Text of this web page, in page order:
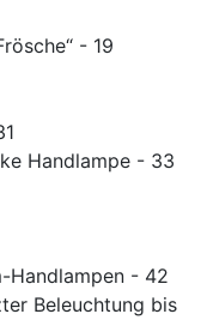
- 19
Handlampe - 33
Handlampen - 42
Beleuchtung bis